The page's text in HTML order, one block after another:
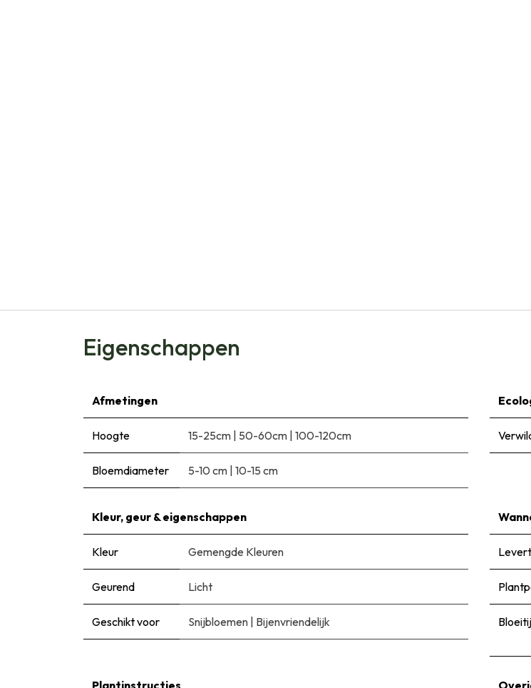
Eigenschappen
Afmetingen
Hoogte 15-25cm | 50-60cm | 100-120cm
Bloemdiameter 5-10 cm | 10-15 cm
Kleur, geur & eigenschappen
Kleur Gemengde Kleuren
Geurend Licht
Geschikt voor Snijbloemen | Bijenvriendelijk
Plantinstructies